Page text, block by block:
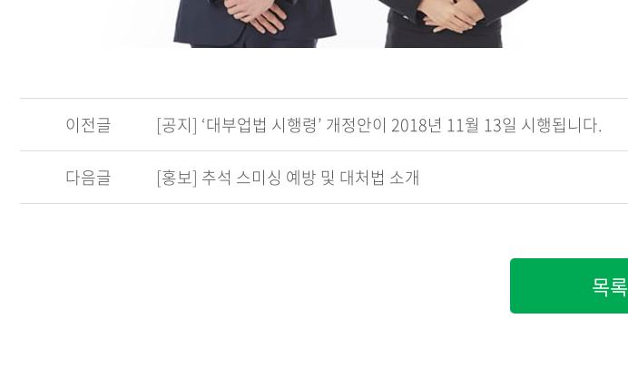
이전글 [공지] ‘대부업법 시행령’ 개정안이 2018년 11월 13일 시행됩니다.
다음글 [홍보] 추석 스미싱 예방 및 대처법 소개
목록